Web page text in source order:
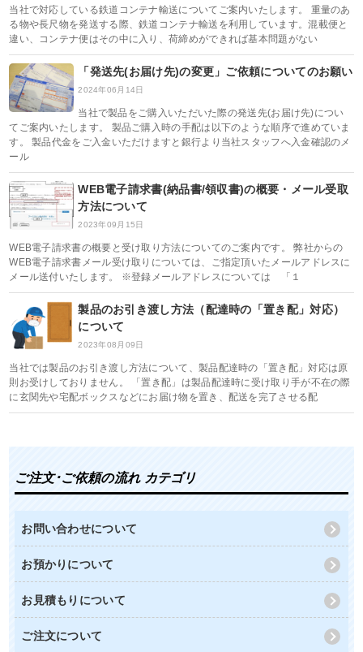
当社で対応している鉄道コンテナ輸送についてご案内いたします。 重量のあ
る物や長尺物を発送する際、鉄道コンテナ輸送を利用しています。混載便と
違い、コンテナ便はその中に入り、荷締めができれば基本問題がない
「発送先(お届け先)の変更」ご依頼についてのお願い
2024年06月14日
当社で製品をご購入いただいた際の発送先(お届け先)につい
てご案内いたします。 製品ご購入時の手配は以下のような順序で進めていま
す。 製品代金をご入金いただけますと銀行より当社スタッフへ入金確認のメ
ール
WEB電子請求書(納品書/領収書)の概要・メール受取
方法について
2023年09月15日
WEB電子請求書の概要と受け取り方法についてのご案内です。 弊社からの
WEB電子請求書メール受け取りについては、ご指定頂いたメールアドレスに
メール送付いたします。 ※登録メールアドレスについては 「１
製品のお引き渡し方法（配達時の「置き配」対応）
について
2023年08月09日
当社では製品のお引き渡し方法について、製品配達時の「置き配」対応は原
則お受けしておりません。 「置き配」は製品配達時に受け取り手が不在の際
に玄関先や宅配ボックスなどにお届け物を置き、配送を完了させる配
ご注文･ご依頼の流れ カテゴリ
お問い合わせについて
お預かりについて
お見積もりについて
ご注文について